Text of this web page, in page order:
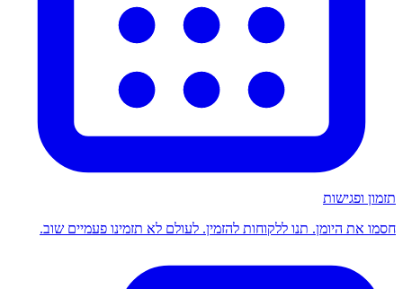
תזמון ופגישות
חסמו את היומן. תנו ללקוחות להזמין. לעולם לא תזמינו פעמיים שוב.